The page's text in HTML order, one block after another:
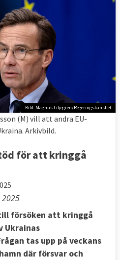
Bild: Magnus Liljegren/Regeringskansliet
(M) vill att andra EU-
Arkivbild.
för att kringgå
försöken att kringgå
Ukrainas
tas upp på veckans
där försvar och